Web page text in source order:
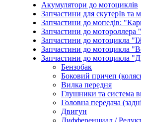
Акумулятори до мотоциклів
Запчастини для скутерІв та
Запчастини до мопедів:
Запчастини до
Запчастини до мотоцикла
Запчастини до мотоцикла
Запчастини до мотоцикла
Бензобак
Боковий причеп
Вилка передня
Глушники та система
Головна передача
Двигун
Дифференциал /